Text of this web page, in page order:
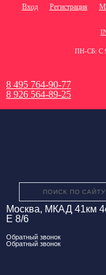
Вход Регистрация
ПН-СБ: С
8 495 764-90-77
8 926 564-89-25
Москва, МКАД 41км
Е 8/6
Обратный звонок
Обратный звонок